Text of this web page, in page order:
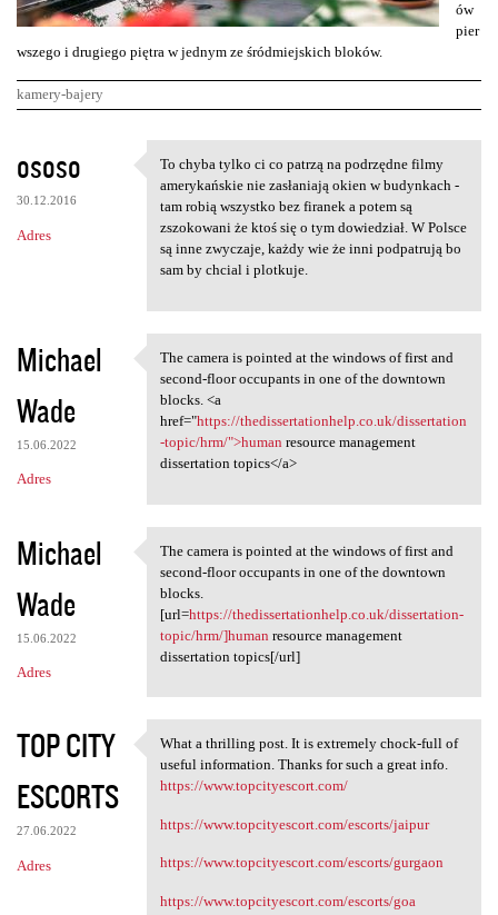
ów
pier
wszego i drugiego piętra w jednym ze śródmiejskich bloków.
kamery-bajery
K
o
m
e
a
r
z
e
ososo
30.12.2016
Adres
To chyba tylko ci co patrzą
To chyba tylko ci co patrzą na podrzędne filmy
amerykańskie nie zasłaniają okien w budynkach -
tam robią wszystko bez firanek a potem są
zszokowani że ktoś się o tym dowiedział. W Polsce
są inne zwyczaje, każdy wie że inni podpatrują bo
sam by chcial i plotkuje.
Michael
Wade
15.06.2022
Adres
The camera is pointed at the
The camera is pointed at the windows of first and
second-floor occupants in one of the downtown
blocks. <a
href="https://thedissertationhelp.co.uk/dissertation
-topic/hrm/">human resource management
dissertation topics</a>
Michael
Wade
15.06.2022
Adres
The camera is pointed at the
The camera is pointed at the windows of first and
second-floor occupants in one of the downtown
blocks.
[url=https://thedissertationhelp.co.uk/dissertation-
topic/hrm/]human resource management
dissertation topics[/url]
TOP CITY
ESCORTS
27.06.2022
Adres
What a thrilling post. It is
What a thrilling post. It is extremely chock-full of
useful information. Thanks for such a great info.
https://www.topcityescort.com/
https://www.topcityescort.com/escorts/jaipur
https://www.topcityescort.com/escorts/gurgaon
https://www.topcityescort.com/escorts/goa